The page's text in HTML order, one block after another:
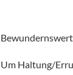
Bewundernswert
Um Haltung/